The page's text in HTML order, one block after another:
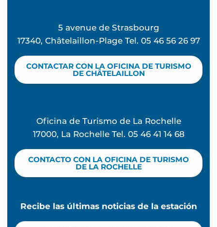
Hôtel le Rivage
The Originals Hôtel Victoria
MGallery Hotel Collection La Grande Terrasse
Hotel Restaurant L'Atelier des Cousins
Hôtel Majestic
5 avenue de Strasbourg
17340, Châtelaillon-Plage Tel. 05 46 56 26 97
CONTACTAR CON LA OFICINA DE TURISMO
DE CHÂTELAILLON
Oficina de Turismo de La Rochelle
17000, La Rochelle Tel. 05 46 41 14 68
CONTACTO CON LA OFICINA DE TURISMO
DE LA ROCHELLE
Recibe las últimas noticias de la estación